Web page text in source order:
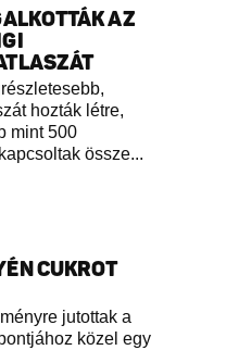
AZ
hozták létre,
mint 500
össze...
CUKROT
jutottak a
közel egy